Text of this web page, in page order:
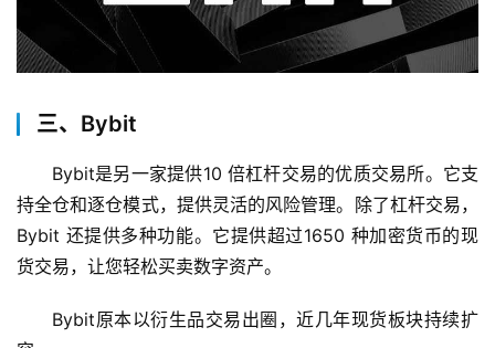
三、Bybit
Bybit是另一家提供10 倍杠杆交易的优质交易所。它支
持全仓和逐仓模式，提供灵活的风险管理。除了杠杆交易，
Bybit 还提供多种功能。它提供超过1650 种加密货币的现
货交易，让您轻松买卖数字资产。
Bybit原本以衍生品交易出圈，近几年现货板块持续扩